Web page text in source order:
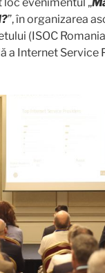
evenimentul „
”, în organizarea
(ISOC
a Internet Service